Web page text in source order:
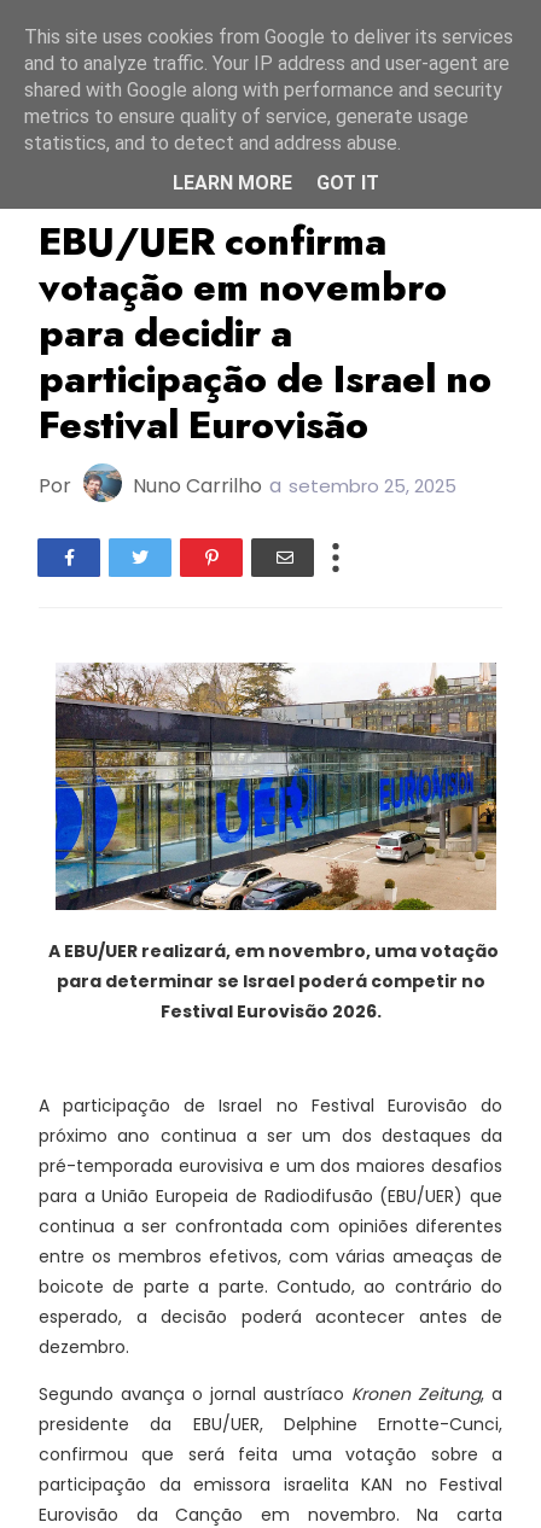
ESC2026 Israel
EBU/UER confirma
votação em novembro
para decidir a
participação de Israel no
Festival Eurovisão
Por Nuno Carrilho a setembro 25, 2025
A EBU/UER realizará, em novembro, uma votação
para determinar se Israel poderá competir no
Festival Eurovisão 2026.
A participação de Israel no Festival Eurovisão do
próximo ano continua a ser um dos destaques da
pré-temporada eurovisiva e um dos maiores desafios
para a União Europeia de Radiodifusão (EBU/UER) que
continua a ser confrontada com opiniões diferentes
entre os membros efetivos, com várias ameaças de
boicote de parte a parte. Contudo, ao contrário do
esperado, a decisão poderá acontecer antes de
dezembro.
Segundo avança o jornal austríaco Kronen Zeitung, a
presidente da EBU/UER, Delphine Ernotte-Cunci,
confirmou que será feita uma votação sobre a
participação da emissora israelita KAN no Festival
Eurovisão da Canção em novembro. Na carta
This site uses cookies from Google to deliver its services
and to analyze traffic. Your IP address and user-agent are
shared with Google along with performance and security
metrics to ensure quality of service, generate usage
statistics, and to detect and address abuse.
LEARN MORE
GOT IT